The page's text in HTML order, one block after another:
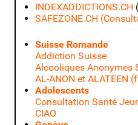
INDEXADDICTIONS.CH
SAFEZONE.CH
Suisse Romande
Addiction Suisse
Alcooliques Anonymes
AL-ANON et ALATEEN
Adolescents
Consultation Santé
CIAO